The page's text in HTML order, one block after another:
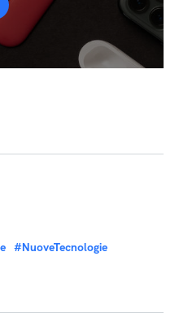
#NuoveTecnologie